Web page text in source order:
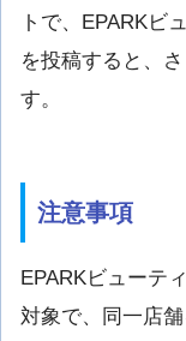
トで、EPARKビ
を投稿すると、
す。
注意事項
EPARKビューテ
対象で、同一店